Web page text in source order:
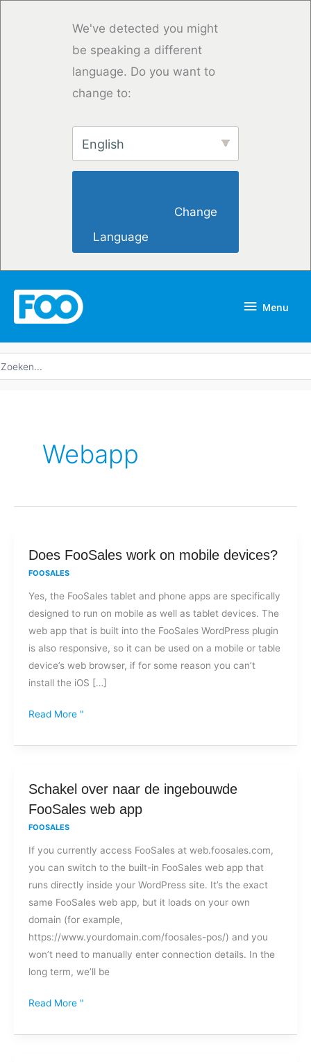
We've detected you might
be speaking a different
language. Do you want to
change to:
English
Language
Menu
Webapp
Does FooSales work on mobile devices?
FOOSALES
Yes, the FooSales tablet and phone apps are specifically
designed to run on mobile as well as tablet devices. The
web app that is built into the FooSales WordPress plugin
is also responsive, so it can be used on a mobile or table
device’s web browser, if for some reason you can’t
install the iOS […]
Does
FooSales
mobile
devices?
Read More "
Schakel over naar de ingebouwde
FooSales web app
FOOSALES
If you currently access FooSales at web.foosales.com,
you can switch to the built-in FooSales web app that
runs directly inside your WordPress site. It’s the exact
same FooSales web app, but it loads on your own
domain (for example,
https://www.yourdomain.com/foosales-pos/) and you
won’t need to manually enter connection details. In the
long term, we’ll be
Schakel
over
ingebouwde
FooSales
web
app
Read More "